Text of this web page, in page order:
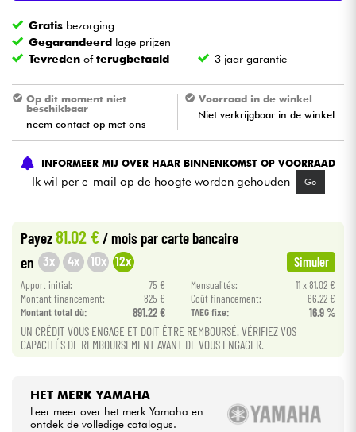
Drums & percussie
Viool & Quatuor
Kinderen
Kabels & toebehoren
HiFi
Sets
Bekijk onze merken
Gratis bezorging
Gegarandeerd lage prijzen
Tevreden ofterugbetaald 3 jaar garantie
Op dit moment niet
beschikbaar
neem contact op met ons
Voorraad in de winkel
Niet verkrijgbaar in de winkel
INFORMEER MIJ OVER HAAR BINNENKOMST OP VOORRAAD
Ik wil per e-mail op de hoogte worden gehouden Go
Payez 81.02 €/ mois par carte bancaire
en 3x 4x 10x 12x Simuler
Apport initial: 75 € Mensualités:
11 x 81.02 €
Montant financement:
825 € Coût financement:
66.22 €
Montant total dù:
891.22 € TAEG fixe: 16.9 %
UN CRÉDIT VOUS ENGAGE ET DOIT ÊTRE REMBOURSÉ. VÉRIFIEZ VOS
CAPACITÉS DE REMBOURSEMENT AVANT DE VOUS ENGAGER.
HET MERK YAMAHA
Leer meer over het merk Yamaha en
ontdek de volledige catalogus.